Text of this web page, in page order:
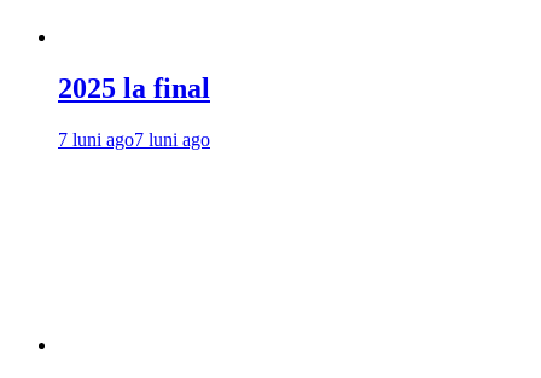
2025 la final
7 luni ago7 luni ago